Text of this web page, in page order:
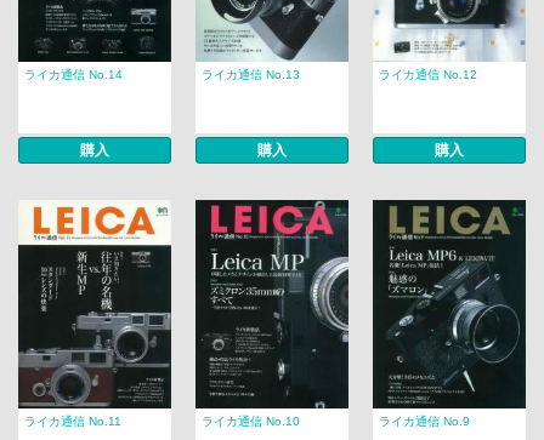
ライカ通信 No.14
購入
ライカ通信 No.13
購入
ライカ通信 No.12
購入
ライカ通信 No.11 ライカ通信 No.10 ライカ通信 No.9